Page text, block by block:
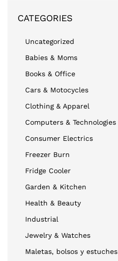
CATEGORIES
Uncategorized
Babies & Moms
Books & Office
Cars & Motocycles
Clothing & Apparel
Computers & Technologies
Consumer Electrics
Freezer Burn
Fridge Cooler
Garden & Kitchen
Health & Beauty
Industrial
Jewelry & Watches
Maletas, bolsos y estuches